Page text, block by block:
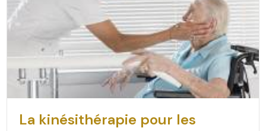
La kinésithérapie pour les